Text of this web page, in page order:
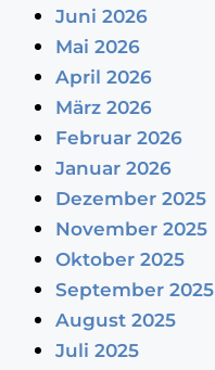
Juni 2026
Mai 2026
April 2026
März 2026
Februar 2026
Januar 2026
Dezember 2025
November 2025
Oktober 2025
September 2025
August 2025
Juli 2025